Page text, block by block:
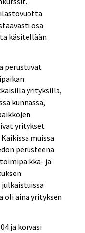
osa
käsitellään
perustuvat
yrityksillä,
kunnassa,
yritykset
muissa
perusteena
ja
oli aina yrityksen
ja korvasi